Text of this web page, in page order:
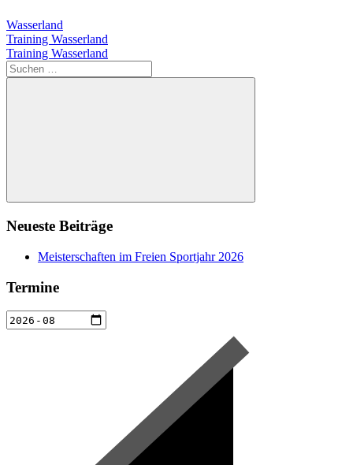
Wasserland
Beitragsnavigation
Vorheriger
Beitrag:
Training Wasserland
Nächster
Beitrag:
Training Wasserland
Suchen
nach:
Suchen
Neueste Beiträge
Meisterschaften im Freien Sportjahr 2026
Termine